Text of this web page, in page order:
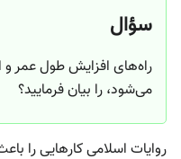
سؤال
راه‌های افزایش طول عمر و
می‌شود، را بیان فرمایید؟
روایات اسلامی کارهایی را